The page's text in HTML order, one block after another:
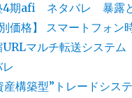
4期afi ネタバレ 暴露
価格】 スマートフォン
マルチ転送システム
産構築型”トレードシス